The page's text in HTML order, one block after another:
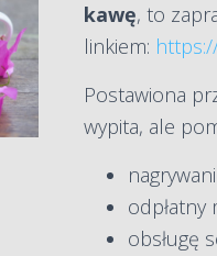
kawę, to
linkiem:
Postawiona
wypita, ale
odpłatny
obsługę